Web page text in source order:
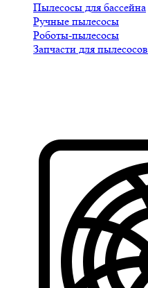
Пылесосы для бассейна
Ручные пылесосы
Роботы-пылесосы
Запчасти для пылесосов